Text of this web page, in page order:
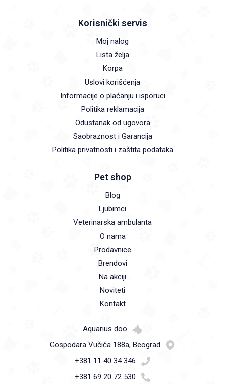
Korisnički servis
Moj nalog
Lista želja
Korpa
Uslovi korišćenja
Informacije o plaćanju i isporuci
Politika reklamacija
Odustanak od ugovora
Saobraznost i Garancija
Politika privatnosti i zaštita podataka
Pet shop
Blog
Ljubimci
Veterinarska ambulanta
O nama
Prodavnice
Brendovi
Na akciji
Noviteti
Kontakt
Aquarius doo
Gospodara Vučića 188a, Beograd
+381 11 40 34 346
+381 69 20 72 530